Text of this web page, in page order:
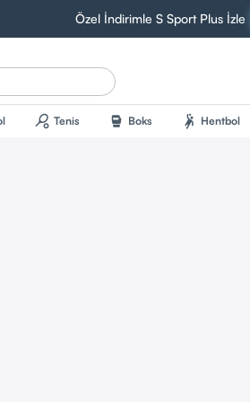
Özel İndirimle S Sport Plus İzle
sports_tennis Tenis sports_mma Boks sports_handball Hentbol